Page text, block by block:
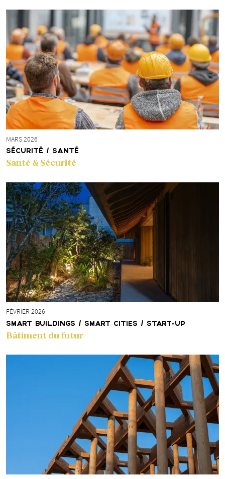
MARS 2026
SÉCURITÉ / SANTÉ
Santé & Sécurité
FÉVRIER 2026
SMART BUILDINGS / SMART CITIES / START-UP
Bâtiment du futur